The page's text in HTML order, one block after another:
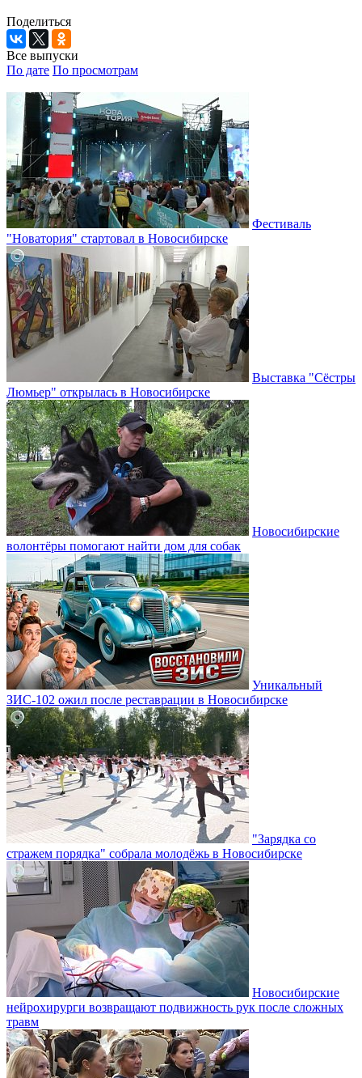
Поделиться
Все выпуски
По дате По просмотрам
Фестиваль
"Новатория" стартовал в Новосибирске
Выставка "Сёстры
Люмьер" открылась в Новосибирске
Новосибирские
волонтёры помогают найти дом для собак
Уникальный
ЗИС-102 ожил после реставрации в Новосибирске
"Зарядка со
стражем порядка" собрала молодёжь в Новосибирске
Новосибирские
нейрохирурги возвращают подвижность рук после сложных
травм